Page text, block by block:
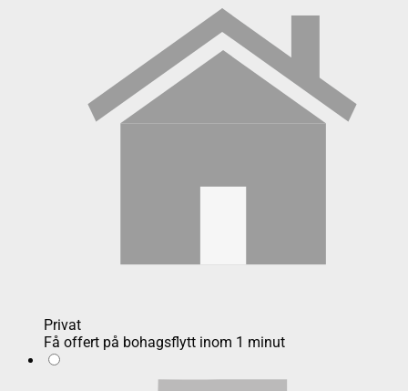
Privat
Få offert på bohagsflytt inom 1 minut